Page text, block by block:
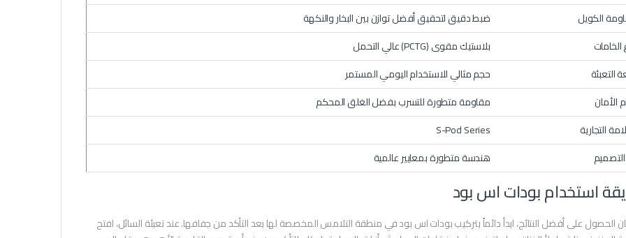
الكويل
ضبط دقيق لتحقيق أفضل توازن بين البخار والنكهة
الخامات
بلاستيك مقوى (PCTG) عالي التحمل
التعبئة
حجم مثالي للاستخدام اليومي المستمر
الأمان
مقاومة متطورة للتسرب بفضل الغلق المحكم
التجارية
S-Pod Series
التصميم
هندسة متطورة بمعايير عالمية
استخدام بودات اس بود
الحصول على أفضل النتائج، ابدأ دائماً بتركيب بودات اس بود في منطقة التلامس المخصصة لها بعد التأكد من جفافها. عند تعبئة السائل، افتح